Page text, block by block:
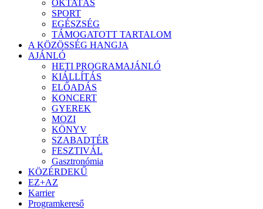
OKTATÁS
SPORT
EGÉSZSÉG
TÁMOGATOTT TARTALOM
A KÖZÖSSÉG HANGJA
AJÁNLÓ
HETI PROGRAMAJÁNLÓ
KIÁLLÍTÁS
ELŐADÁS
KONCERT
GYEREK
MOZI
KÖNYV
SZABADTÉR
FESZTIVÁL
Gasztronómia
KÖZÉRDEKŰ
EZ+AZ
Karrier
Programkereső